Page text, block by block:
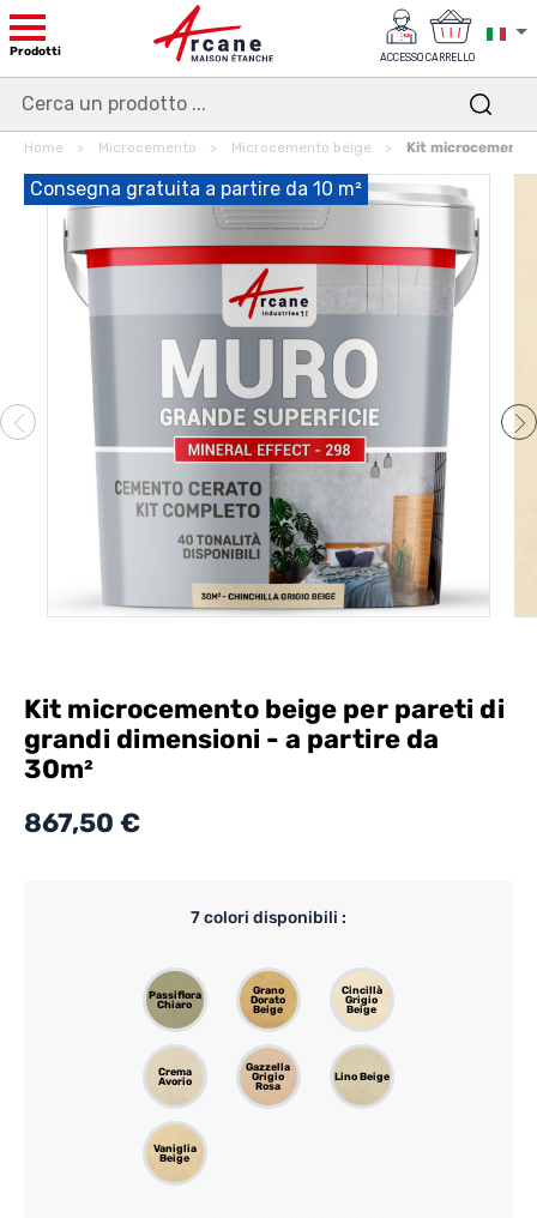
Prodotti ACCESSO CARRELLO
Home Microcemento Microcemento beige Kit
Consegna gratuita a partire da 10 m²
Kit microcemento beige per pareti di
grandi dimensioni - a partire da
30m²
867,50 €
7colori disponibili :
Passiflora
Chiaro
Grano
Dorato
Beige
Cincillà
Grigio
Beige
Crema
Avorio
Gazzella
Grigio
Rosa
Lino Beige
Vaniglia
Beige